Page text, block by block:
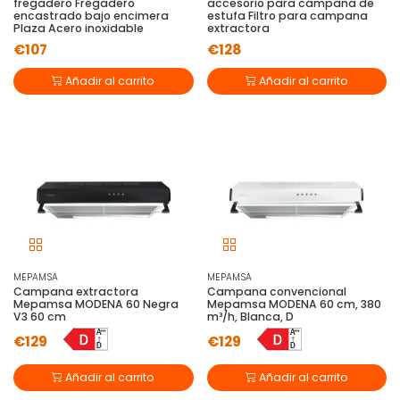
fregadero Fregadero
encastrado bajo encimera
Plaza Acero inoxidable
€107
Añadir al carrito
accesorio para campana de
estufa Filtro para campana
extractora
€128
Añadir al carrito
MEPAMSA
Campana extractora
Mepamsa MODENA 60 Negra
V3 60 cm
€129
Añadir al carrito
MEPAMSA
Campana convencional
Mepamsa MODENA 60 cm, 380
m³/h, Blanca, D
€129
Añadir al carrito